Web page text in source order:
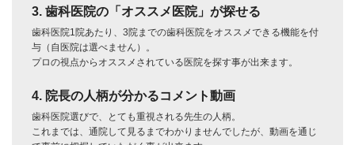
3. 歯科医院の「オススメ医院」が探せる
歯科医院1院あたり、3院までの歯科医院をオススメできる機能を付
与（自医院は選べません）。
プロの視点からオススメされている医院を探す事が出来ます。
4. 院長の人柄が分かるコメント動画
歯科医院選びで、とても重視される先生の人柄。
これまでは、通院して見るまでわかりませんでしたが、動画を通じ